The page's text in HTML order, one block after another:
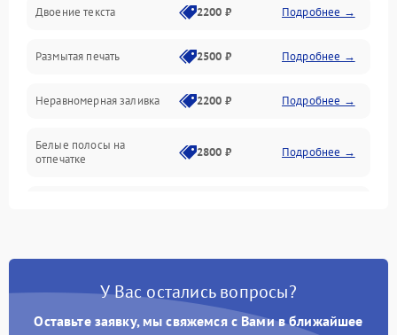
Подключение и интерфейсы
Панель управления и индикация
Режим работы
Питание и запуск
Двоение текста 2200 ₽ Подробнее →
Размытая печать 2500 ₽ Подробнее →
Неравномерная заливка 2200 ₽ Подробнее →
Белые полосы на
отпечатке
2800 ₽ Подробнее →
У Вас остались вопросы?
Оставьте заявку, мы свяжемся с Вами в ближайшее